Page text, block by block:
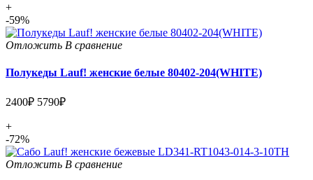
+
-59%
Отложить В сравнение
Полукеды Lauf! женские белые 80402-204(WHITE)
2400₽ 5790₽
+
-72%
Отложить В сравнение